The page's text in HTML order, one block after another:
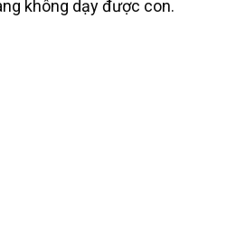
không dạy được con.